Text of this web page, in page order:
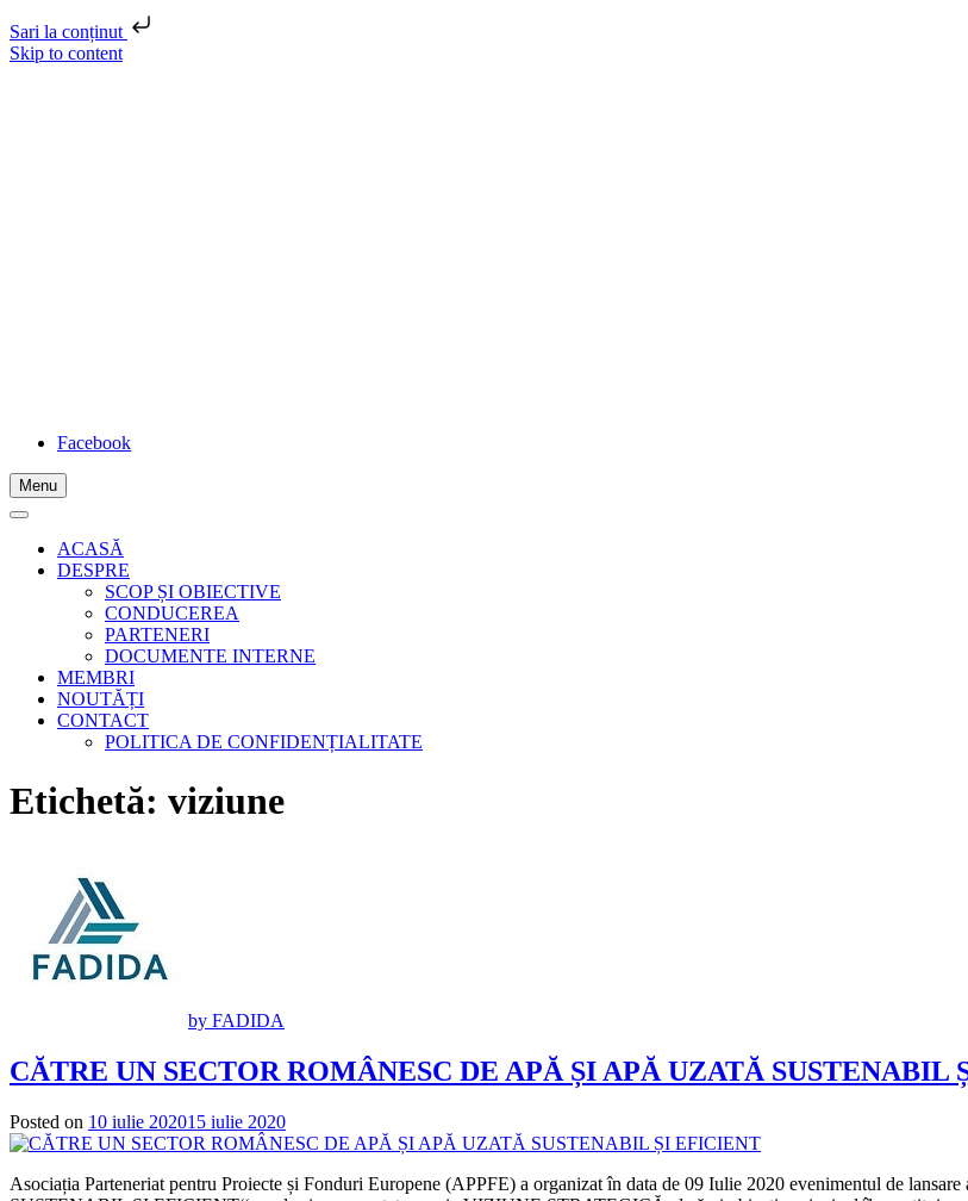
Sari la conținut
Skip to content
Facebook
Menu
ACASĂ
DESPRE
SCOP ȘI OBIECTIVE
CONDUCEREA
PARTENERI
DOCUMENTE INTERNE
MEMBRI
NOUTĂȚI
CONTACT
POLITICA DE CONFIDENȚIALITATE
Etichetă: viziune
by FADIDA
CĂTRE UN SECTOR ROMÂNESC DE APĂ ȘI APĂ UZATĂ SUSTENABIL
Posted on 10 iulie 202015 iulie 2020
Asociația Parteneriat pentru Proiecte și Fonduri Europene (APPFE) a organizat în data de 09 Iulie 2020 evenimentul de